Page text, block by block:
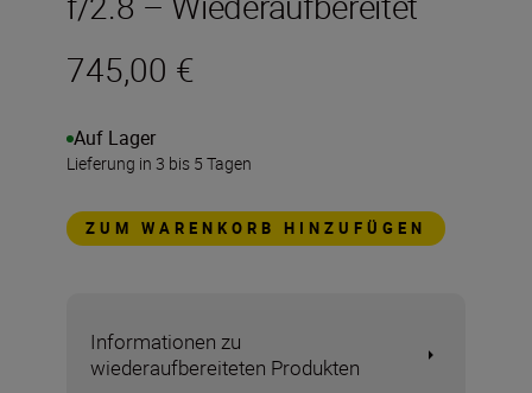
745,00 €
Auf Lager
Lieferung in 3 bis 5 Tagen
ZUM WARENKORB HINZUFÜGEN
Informationen zu
wiederaufbereiteten Produkten